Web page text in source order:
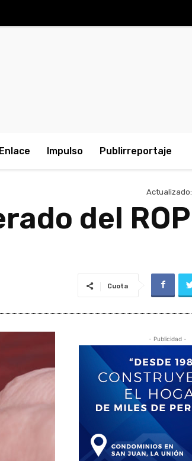
Enlace Impulso Publirreportaje
Actualizado:
del ROP
Cuota
- Publicidad -